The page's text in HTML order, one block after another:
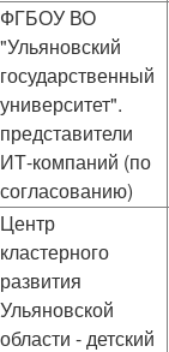
ФГБОУ ВО
"Ульяновский
государственный
университет".
представители
ИТ-компаний (по
согласованию)
Центр
кластерного
развития
Ульяновской
области - детский